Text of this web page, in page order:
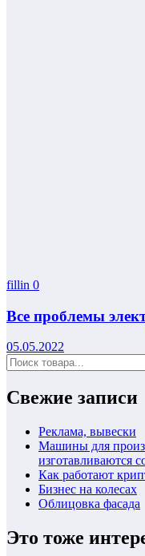
fillin 0
Все проблемы
05.05.2022
Свежие записи
Реклама, вывески
Машины для
изготавливаются
Как работают
Бизнес на колесах
Облицовка фасада
Это тоже